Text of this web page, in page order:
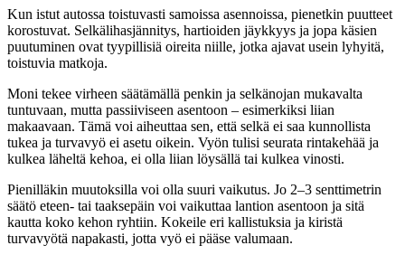
Kun istut autossa toistuvasti samoissa asennoissa, pienetkin puutteet
korostuvat. Selkälihasjännitys, hartioiden jäykkyys ja jopa käsien
puutuminen ovat tyypillisiä oireita niille, jotka ajavat usein lyhyitä,
toistuvia matkoja.
Moni tekee virheen säätämällä penkin ja selkänojan mukavalta
tuntuvaan, mutta passiiviseen asentoon – esimerkiksi liian
makaavaan. Tämä voi aiheuttaa sen, että selkä ei saa kunnollista
tukea ja turvavyö ei asetu oikein. Vyön tulisi seurata rintakehää ja
kulkea läheltä kehoa, ei olla liian löysällä tai kulkea vinosti.
Pienilläkin muutoksilla voi olla suuri vaikutus. Jo 2–3 senttimetrin
säätö eteen- tai taaksepäin voi vaikuttaa lantion asentoon ja sitä
kautta koko kehon ryhtiin. Kokeile eri kallistuksia ja kiristä
turvavyötä napakasti, jotta vyö ei pääse valumaan.